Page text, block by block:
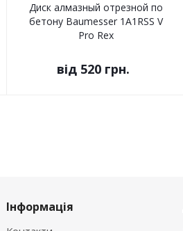
Диск алмазный отрезной по
бетону Baumesser 1A1RSS V
Pro Rex
від 520 грн.
Інформація